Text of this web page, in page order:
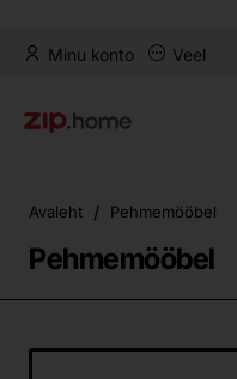
Minu konto Veel
Pehmemööbel
AvalehthomePehmemööbel